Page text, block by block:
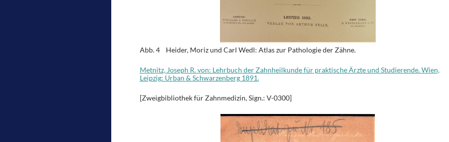
Abb. 4 Heider, Moriz und Carl Wedl: Atlas zur Pathologie der Zähne.
Metnitz, Joseph R. von: Lehrbuch der Zahnheilkunde für praktische Ärzte und Studierende. Wien,
Leipzig: Urban & Schwarzenberg 1891.
[Zweigbibliothek für Zahnmedizin, Sign.: V-0300]